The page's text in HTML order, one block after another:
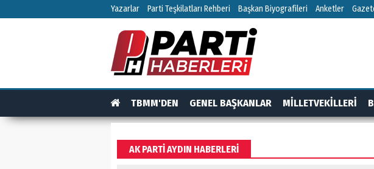
Yazarlar Parti Teşkilatları Rehberi Başkan Biyografileri Anketler
TBMM'DEN GENEL BAŞKANLAR MİLLETVEKİLLERİ
AK PARTI AYDIN HABERLERI